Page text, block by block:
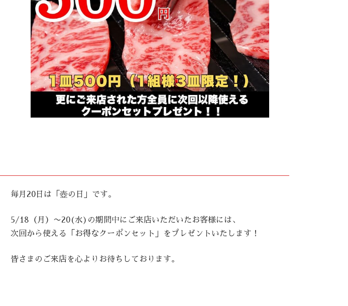
毎月20日は「壺の日」です。
5/18（月）〜20(水)の期間中にご来店いただいたお客様には、
次回から使える「お得なクーポンセット」をプレゼントいたします！
皆さまのご来店を心よりお待ちしております。